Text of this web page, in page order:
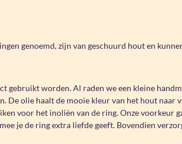
genoemd, zijn van geschuurd hout en
gebruikt worden. Al raden we een kleine
De olie haalt de mooie kleur van het hout naar
voor het inoliën van de ring. Onze voorkeur
je de ring extra liefde geeft. Bovendien